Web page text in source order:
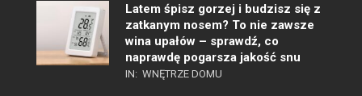
Latem śpisz gorzej i budzisz się z
zatkanym nosem? To nie zawsze
wina upałów – sprawdź, co
naprawdę pogarsza jakość snu
IN: WNĘTRZE DOMU